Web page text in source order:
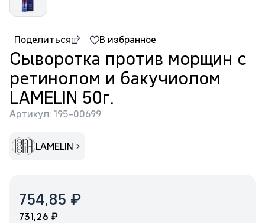
Поделиться В избранное
Сыворотка против морщин с
ретинолом и бакучиолом
LAMELIN 50г.
Артикул: 195-00699
LAMELIN
754,85 ₽
731,26 ₽